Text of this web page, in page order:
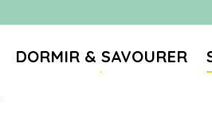
DORMIR & SAVOURER